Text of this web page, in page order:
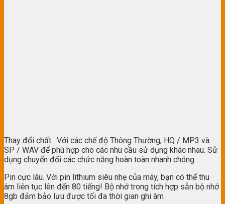
Thay đổi chất . Với các chế độ Thông Thường, HQ / MP3 và
SP / WAV để phù hợp cho các nhu cầu sử dụng khác nhau. Sử
dụng chuyển đổi các chức năng hoàn toàn nhanh chóng
Pin cực lâu. Với pin lithium siêu nhẹ của máy, bạn có thể thu
âm liên tục lên đến 80 tiếng! Bộ nhớ trong tích hợp sẵn bộ nhớ
8gb đảm bảo lưu được tối đa thời gian ghi âm